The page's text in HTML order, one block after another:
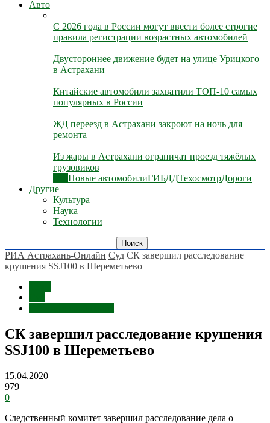
Авто
С 2026 года в России могут ввести более строгие
правила регистрации возрастных автомобилей
Двустороннее движение будет на улице Урицкого
в Астрахани
Китайские автомобили захватили ТОП-10 самых
популярных в России
ЖД переезд в Астрахани закроют на ночь для
ремонта
Из жары в Астрахани ограничат проезд тяжёлых
грузовиков
Новые автомобилиГИБДДТехосмотрДороги
Другие
Культура
Наука
Технологии
РИА Астрахань-Онлайн Суд СК завершил расследование
крушения SSJ100 в Шереметьево
СК завершил расследование крушения
SSJ100 в Шереметьево
15.04.2020
979
0
Следственный комитет завершил расследование дела о